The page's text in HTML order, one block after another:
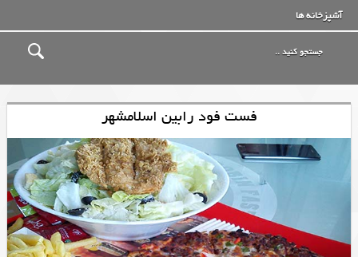
آشپزخانه ها
فست فود رابین اسلامشهر